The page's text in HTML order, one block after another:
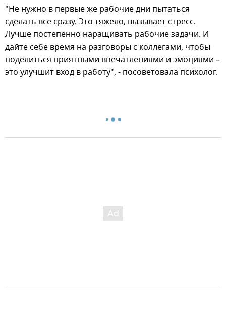
"Не нужно в первые же рабочие дни пытаться
сделать все сразу. Это тяжело, вызывает стресс.
Лучше постепенно наращивать рабочие задачи. И
дайте себе время на разговоры с коллегами, чтобы
поделиться приятными впечатлениями и эмоциями –
это улучшит вход в работу", - посоветовала психолог.